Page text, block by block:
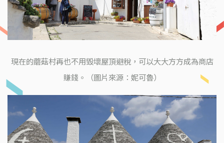
現在的蘑菇村再也不用毀壞屋頂避稅，可以大大方方成為商店
賺錢。（圖片來源：妮可魯）